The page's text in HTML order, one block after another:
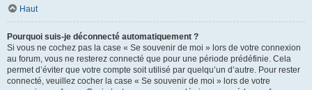
Haut
Pourquoi suis-je déconnecté automatiquement ?
Si vous ne cochez pas la case « Se souvenir de moi » lors de votre connexion
au forum, vous ne resterez connecté que pour une période prédéfinie. Cela
permet d’éviter que votre compte soit utilisé par quelqu’un d’autre. Pour rester
connecté, veuillez cocher la case « Se souvenir de moi » lors de votre